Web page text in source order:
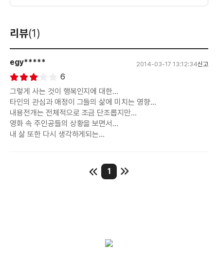
리뷰(1)
egy***** 2014-03-17 13:12:34신고
6
그렇게 사는 것이 행복인지에 대한...
타인의 관심과 애정이 그들의 삶에 미치는 영향...
내용전개는 전체적으로 조금 단조롭지만...
영화 속 주인공들의 상황을 보면서...
내 삶 또한 다시 생각하게되는...
1